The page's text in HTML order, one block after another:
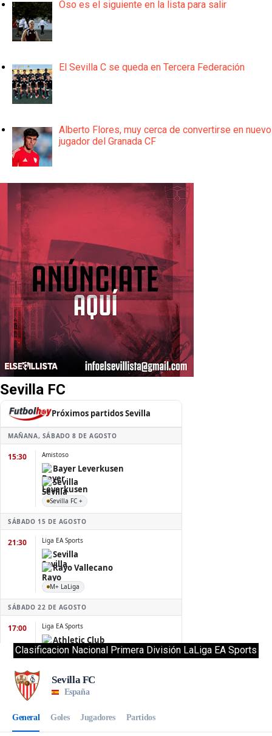
Oso es el siguiente en la lista para salir
El Sevilla C se queda en Tercera Federación
Alberto Flores, muy cerca de convertirse en nuevo
jugador del Granada CF
Sevilla FC
Clasificacion Nacional Primera División LaLiga EA Sports